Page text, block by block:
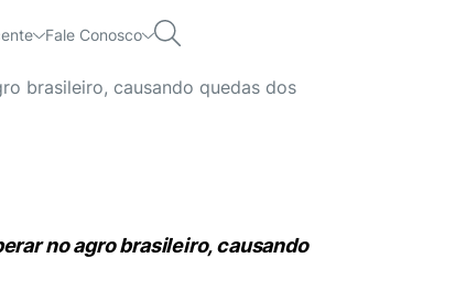
Fale Conosco
brasileiro, causando quedas dos
no agro brasileiro, causando